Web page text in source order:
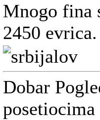
Mnogo fina
2450
Dobar
posetiocima